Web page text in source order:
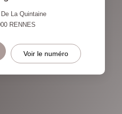
La Quintaine
RENNES
Voir le numéro